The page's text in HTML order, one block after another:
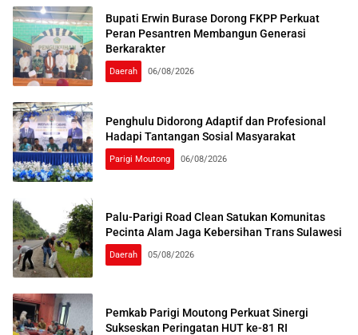
Bupati Erwin Burase Dorong FKPP Perkuat
Peran Pesantren Membangun Generasi
Berkarakter
Daerah 06/08/2026
Penghulu Didorong Adaptif dan Profesional
Hadapi Tantangan Sosial Masyarakat
Parigi Moutong 06/08/2026
Palu-Parigi Road Clean Satukan Komunitas
Pecinta Alam Jaga Kebersihan Trans Sulawesi
Daerah 05/08/2026
Pemkab Parigi Moutong Perkuat Sinergi
Sukseskan Peringatan HUT ke-81 RI